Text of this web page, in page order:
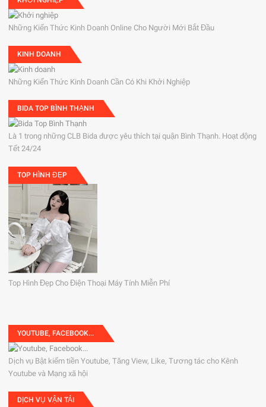
Những Kiến Thức Kinh Doanh Online Cho Người Mới Bắt Đầu
KINH DOANH
Những Kiến Thức Kinh Doanh Cần Có Khi Khởi Nghiệp
BIDA TOP BÌNH THẠNH
Là 1 trong những CLB Bida được yêu thích tại quận Bình Thạnh. Hoạt động
Tết 24/24
TOP HÌNH ĐẸP
Top Hình Đẹp Cho Điện Thoại Máy Tính Miễn Phí
YOUTUBE, FACEBOOK...
Dịch vụ Bật kiếm tiền Youtube, Tăng View, Like, Tương tác cho Kênh
Youtube và Mạng xã hội
DỊCH VỤ VẬN TẢI